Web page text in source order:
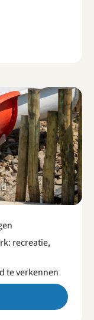
recreatie,
te verkennen